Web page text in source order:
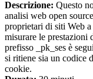
Descrizione: Questo
analisi web open
proprietari di siti Web
misurare le
prefisso _pk_ses è
si ritiene sia un codice
cookie.